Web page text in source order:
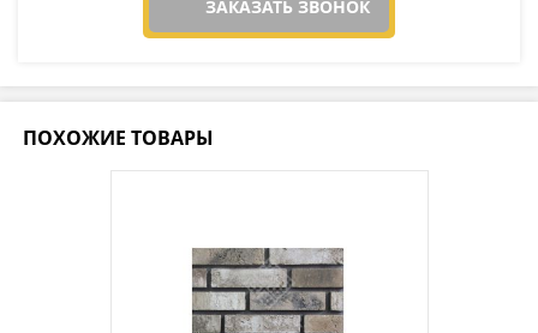
ЗАКАЗАТЬ ЗВОНОК
ПОХОЖИЕ ТОВАРЫ